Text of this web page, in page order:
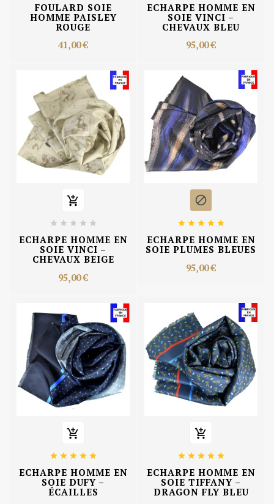
FOULARD SOIE
HOMME PAISLEY
ROUGE
41,00 €
ECHARPE HOMME EN
SOIE VINCI –
CHEVAUX BLEU
95,00 €

    
ECHARPE HOMME EN
SOIE VINCI –
CHEVAUX BEIGE
95,00 €

    
ECHARPE HOMME EN
SOIE PLUMES BLEUES
95,00 €

    
ECHARPE HOMME EN
SOIE DUFY –
ÉCAILLES

    
ECHARPE HOMME EN
SOIE TIFFANY –
DRAGON FLY BLEU